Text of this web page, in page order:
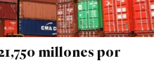
millones por